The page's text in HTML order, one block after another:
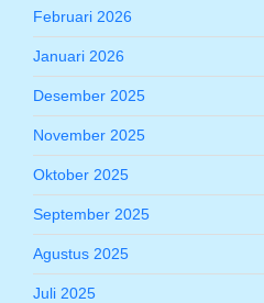
Februari 2026
Januari 2026
Desember 2025
November 2025
Oktober 2025
September 2025
Agustus 2025
Juli 2025